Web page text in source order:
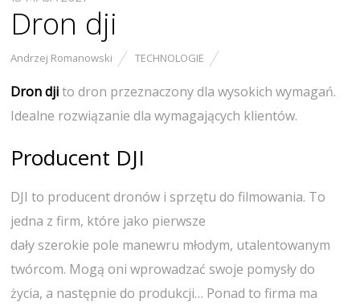
Dron dji
Andrzej Romanowski TECHNOLOGIE
Dron djito dron przeznaczony dla wysokich wymagań.
Idealne rozwiązanie dla wymagających klientów.
Producent DJI
DJI to producent dronów i sprzętu do filmowania. To
jedna z firm, które jako pierwsze
dały szerokie pole manewru młodym, utalentowanym
twórcom. Mogą oni wprowadzać swoje pomysły do
życia, a następnie do produkcji… Ponad to firma ma